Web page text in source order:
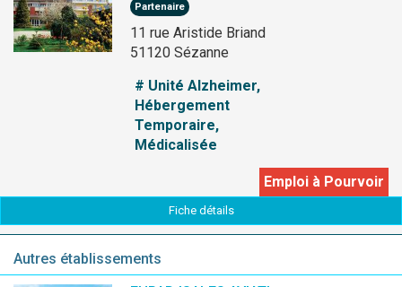
Partenaire
11 rue Aristide Briand
51120 Sézanne
# Unité Alzheimer,
Hébergement
Temporaire,
Médicalisée
Emploi à Pourvoir
Fiche détails
Autres établissements